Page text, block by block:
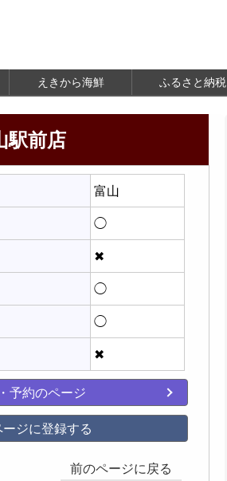
えきから海鮮 ふるさと納税
駅前店
富山
◯
✖
◯
◯
✖
予約のページ
ジに登録する
前のページに戻る